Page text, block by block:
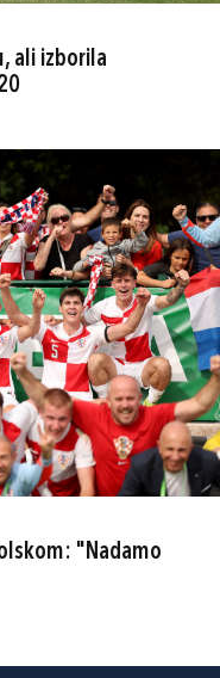
ali izborila
"Nadamo